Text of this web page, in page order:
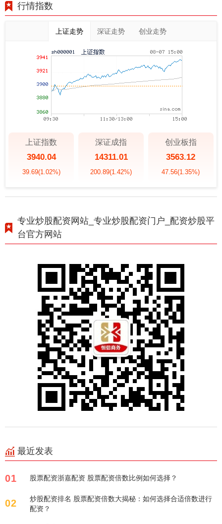
行情指数
上证走势 深证走势 创业走势
上证指数
3940.04
39.69(1.02%)
深证成指
14311.01
200.89(1.42%)
创业板指
3563.12
47.56(1.35%)
专业炒股配资网站_专业炒股配资门户_配资炒股平
台官方网站
最近发表
01 股票配资浙嘉配资 股票配资倍数比例如何选择？
02
炒股配资排名 股票配资倍数大揭秘：如何选择合适倍数进行
配资？